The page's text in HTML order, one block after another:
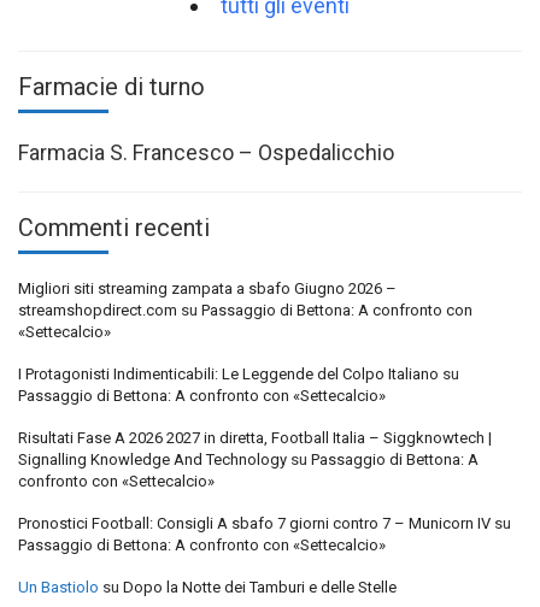
tutti gli eventi
Farmacie di turno
Farmacia S. Francesco – Ospedalicchio
Commenti recenti
Migliori siti streaming zampata a sbafo Giugno 2026 –
streamshopdirect.com su Passaggio di Bettona: A confronto con
«Settecalcio»
I Protagonisti Indimenticabili: Le Leggende del Colpo Italiano su
Passaggio di Bettona: A confronto con «Settecalcio»
Risultati Fase A 2026 2027 in diretta, Football Italia – Siggknowtech |
Signalling Knowledge And Technology su Passaggio di Bettona: A
confronto con «Settecalcio»
Pronostici Football: Consigli A sbafo 7 giorni contro 7 – Municorn IV su
Passaggio di Bettona: A confronto con «Settecalcio»
Un Bastiolo su Dopo la Notte dei Tamburi e delle Stelle